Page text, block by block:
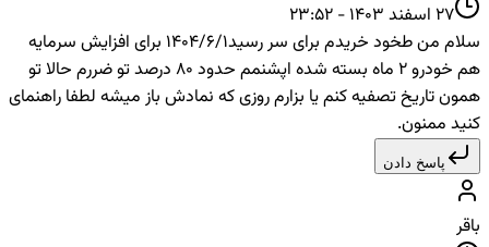
27 اسفند 1403 - 23:52
سلام من طخود خریدم برای سر رسید1404/6/1 برای افزایش سرمایه
هم خودرو 2 ماه بسته شده اپشنمم حدود 80 درصد تو ضررم حالا تو
همون تاریخ تصفیه کنم یا بزارم روزی که نمادش باز میشه لطفا راهنمای
کنید ممنون.
پاسخ دادن
باقر